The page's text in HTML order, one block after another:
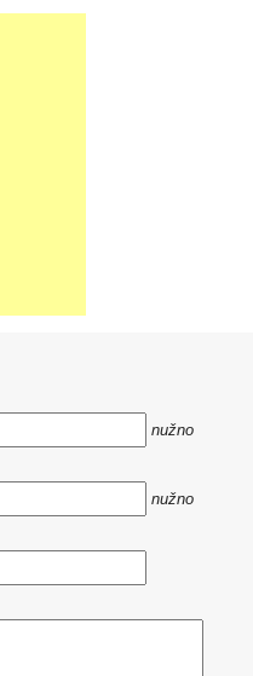
nužno
nužno